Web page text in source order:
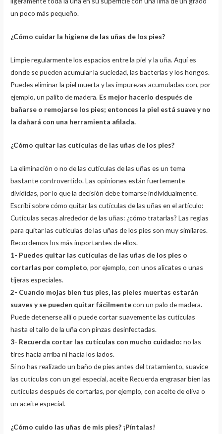
un poco más pequeño.
¿Cómo cuidar la higiene de las uñas de los pies?
Limpie regularmente los espacios entre la piel y la uña. Aquí es
donde se pueden acumular la suciedad, las bacterias y los hongos.
Puedes eliminar la piel muerta y las impurezas acumuladas con, por
ejemplo, un palito de madera. Es mejor hacerlo después de
bañarse o remojarse los pies; entonces la piel está suave y no
la dañará con una herramienta afilada.
¿Cómo quitar las cutículas de las uñas de los pies?
La eliminación o no de las cutículas de las uñas es un tema
bastante controvertido. Las opiniones están fuertemente
divididas, por lo que la decisión debe tomarse individualmente.
Escribí sobre cómo quitar las cutículas de las uñas en el artículo:
Cutículas secas alrededor de las uñas: ¿cómo tratarlas? Las reglas
para quitar las cutículas de las uñas de los pies son muy similares.
Recordemos los más importantes de ellos.
1- Puedes quitar las cutículas de las uñas de los pies o
cortarlas por completo, por ejemplo, con unos alicates o unas
tijeras especiales.
2- Cuando mojas bien tus pies, las pieles muertas estarán
suaves y se pueden quitar fácilmentecon un palo de madera.
Puede detenerse allí o puede cortar suavemente las cutículas
hasta el tallo de la uña con pinzas desinfectadas.
3- Recuerda cortar las cutículas con mucho cuidado: no las
tires hacia arriba ni hacia los lados.
Si no has realizado un baño de pies antes del tratamiento, suavice
las cutículas con un gel especial, aceite Recuerda engrasar bien las
cutículas después de cortarlas, por ejemplo, con aceite de oliva o
un aceite especial.
¿Cómo cuido las uñas de mis pies? ¡Píntalas!